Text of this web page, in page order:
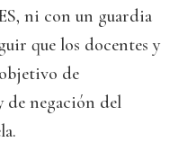
ni con un guardia
que los docentes y
de
negación del